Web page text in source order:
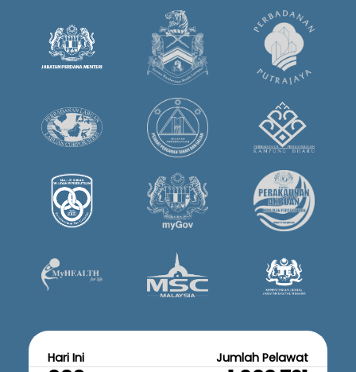
Hari Ini Jumlah Pelawat